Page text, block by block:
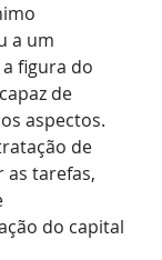
a um
figura do
de
aspectos.
de
as tarefas,
do capital